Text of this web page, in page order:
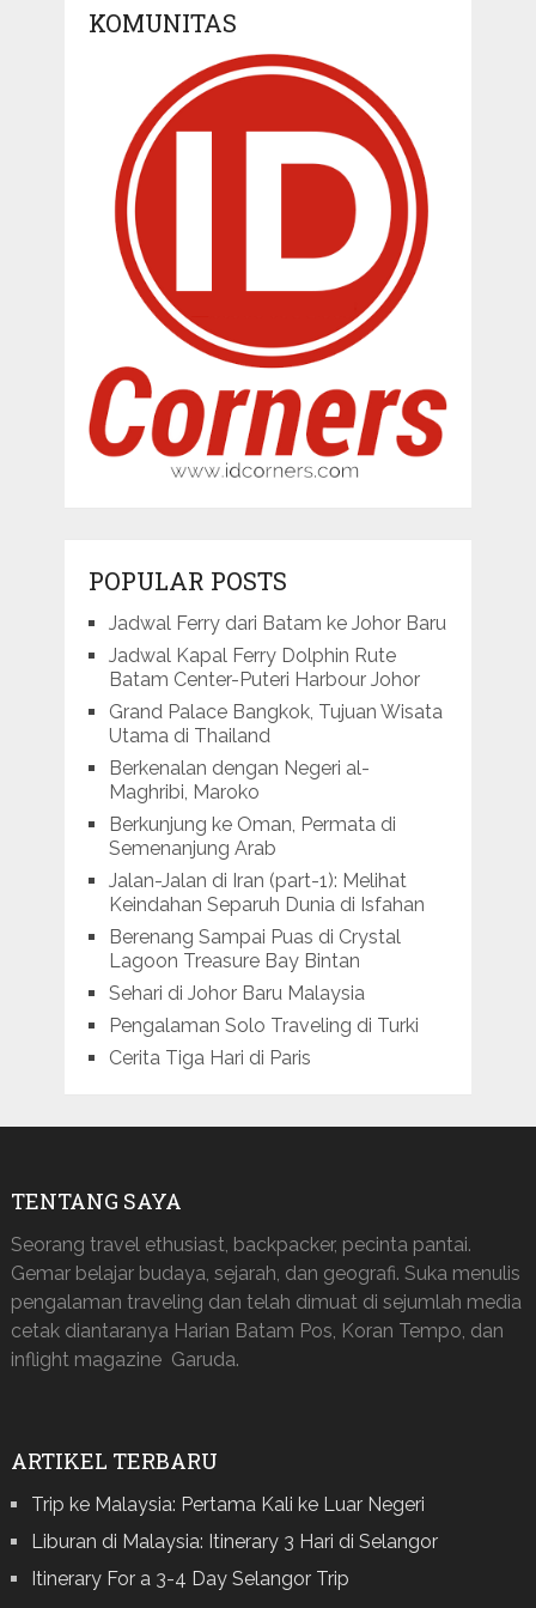
KOMUNITAS
POPULAR POSTS
Jadwal Ferry dari Batam ke Johor Baru
Jadwal Kapal Ferry Dolphin Rute
Batam Center-Puteri Harbour Johor
Grand Palace Bangkok, Tujuan Wisata
Utama di Thailand
Berkenalan dengan Negeri al-
Maghribi, Maroko
Berkunjung ke Oman, Permata di
Semenanjung Arab
Jalan-Jalan di Iran (part-1): Melihat
Keindahan Separuh Dunia di Isfahan
Berenang Sampai Puas di Crystal
Lagoon Treasure Bay Bintan
Sehari di Johor Baru Malaysia
Pengalaman Solo Traveling di Turki
Cerita Tiga Hari di Paris
TENTANG SAYA
Seorang travel ethusiast, backpacker, pecinta pantai.
Gemar belajar budaya, sejarah, dan geografi. Suka menulis
pengalaman traveling dan telah dimuat di sejumlah media
cetak diantaranya Harian Batam Pos, Koran Tempo, dan
inflight magazine Garuda.
ARTIKEL TERBARU
Trip ke Malaysia: Pertama Kali ke Luar Negeri
Liburan di Malaysia: Itinerary 3 Hari di Selangor
Itinerary For a 3-4 Day Selangor Trip